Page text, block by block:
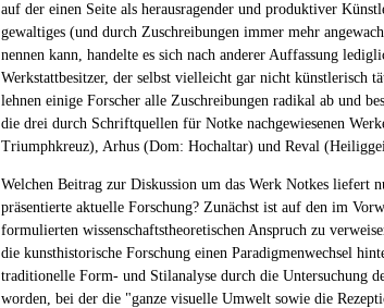
auf der einen Seite als herausragender und produktiver
gewaltiges (und durch Zuschreibungen immer mehr
nennen kann, handelte es sich nach anderer Auffassung
Werkstattbesitzer, der selbst vielleicht gar nicht künstlerisch
lehnen einige Forscher alle Zuschreibungen radikal ab und
die drei durch Schriftquellen für Notke nachgewiesenen
Triumphkreuz), Arhus (Dom: Hochaltar) und Reval
Welchen Beitrag zur Diskussion um das Werk Notkes liefert
präsentierte aktuelle Forschung? Zunächst ist auf den im
formulierten wissenschaftstheoretischen Anspruch zu
die kunsthistorische Forschung einen Paradigmenwechsel
traditionelle Form- und Stilanalyse durch die Untersuchung
worden, bei der die "ganze visuelle Umwelt sowie die